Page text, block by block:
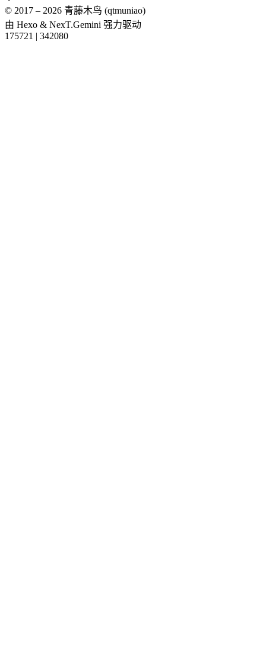
© 2017 – 2026 青藤木鸟 (qtmuniao)
由 Hexo & NexT.Gemini 强力驱动
175721 | 342080